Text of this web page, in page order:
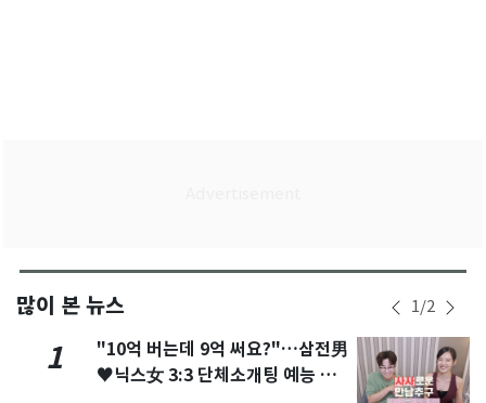
많이 본 뉴스 1/2
1
"10억 버는데 9억 써요?"…삼전男
♥닉스女 3:3 단체소개팅 예능 화